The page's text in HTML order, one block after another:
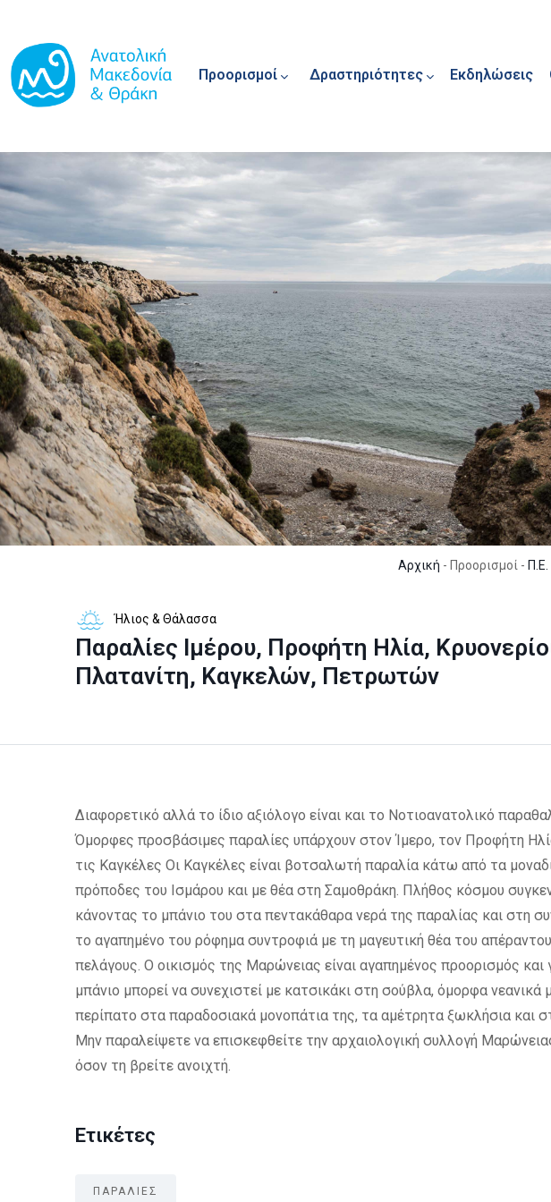
Προορισμοί Δραστηριότητες Εκδηλώσεις
Αρχική - Προορισμοί -
Ήλιος & Θάλασσα
Παραλίες Ιμέρου, Προφήτη Ηλία,
Πλατανίτη, Καγκελών, Πετρωτών
Διαφορετικό αλλά το ίδιο αξιόλογο είναι και το Νοτιοανατολικό
Όμορφες προσβάσιμες παραλίες υπάρχουν στον Ίμερο, τον Προφήτη
τις Καγκέλες Οι Καγκέλες είναι βοτσαλωτή παραλία κάτω από τα
πρόποδες του Ισμάρου και με θέα στη Σαμοθράκη. Πλήθος κόσμου
κάνοντας το μπάνιο του στα πεντακάθαρα νερά της παραλίας και στη
το αγαπημένο του ρόφημα συντροφιά με τη μαγευτική θέα του
πελάγους. Ο οικισμός της Μαρώνειας είναι αγαπημένος προορισμός και
μπάνιο μπορεί να συνεχιστεί με κατσικάκι στη σούβλα, όμορφα νεανικά
περίπατο στα παραδοσιακά μονοπάτια της, τα αμέτρητα ξωκλήσια και
Μην παραλείψετε να επισκεφθείτε την αρχαιολογική συλλογή
όσον τη βρείτε ανοιχτή.
Ετικέτες
ΠΑΡΑΛΙΕΣ